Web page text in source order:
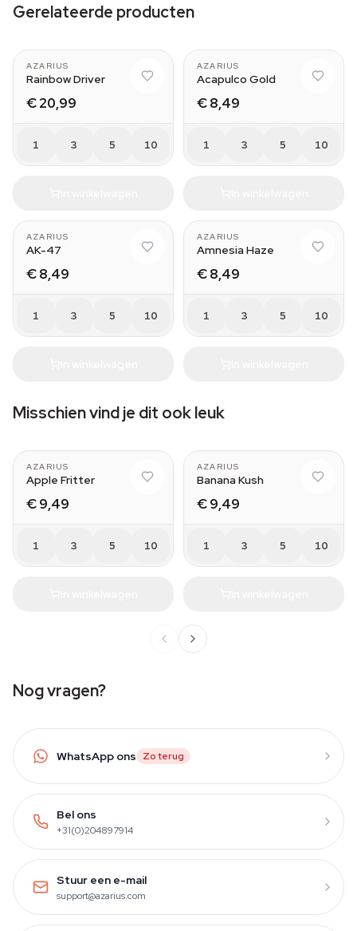
Gerelateerde producten
AZARIUS
Rainbow Driver
€ 20,99
1 3 5 10
AZARIUS
Acapulco Gold
€ 8,49
1 3 5 10
AZARIUS
AK-47
€ 8,49
1 3 5 10
AZARIUS
Amnesia Haze
€ 8,49
1 3 5 10
Misschien vind je dit ook leuk
AZARIUS
Apple Fritter
€ 9,49
1 3 5 10
AZARIUS
Banana Kush
€ 9,49
1 3 5 10
Nog vragen?
WhatsApp ons Zo terug
Bel ons
+31(0)204897914
Stuur een e-mail
support@azarius.com